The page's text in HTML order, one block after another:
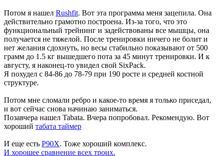
Потом я нашел Rushfit. Вот эта программа меня зацепила. Она
действительно грамотно построена. Из-за того, что это
функциональный трейнинг и задействованы все мышцы, она
получается не тяжелой. После тренировки ничего не болит и
нет желания сдохнуть, но весы стабильно показывают от 500
грамм до 1.5 кг вышедшего пота за 45 минут тренировки. И к
августу, я наконец-то увидел свой SixPack.
Я похудел с 84-86 до 78-79 при 190 росте и средней костной
структуре.
Потом мне сломали ребро и какое-то время я только приседал,
и вот сейчас снова начинаю заниматься.
Позавчера нашел Tabata. Вчера попробовал. Рекомендую. Вот
хороший табата таймер
И еще есть P90X. Тоже хороший комплекс.
И хорошее сравнение всех троих.